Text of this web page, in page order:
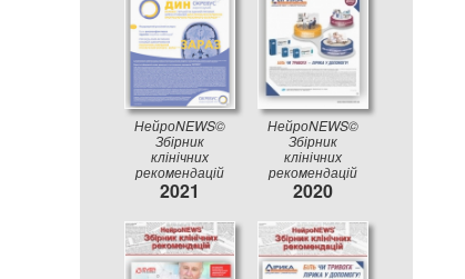
НейроNEWS©
Збірник
клінічних
рекомендацій
2021
НейроNEWS©
Збірник
клінічних
рекомендацій
2020